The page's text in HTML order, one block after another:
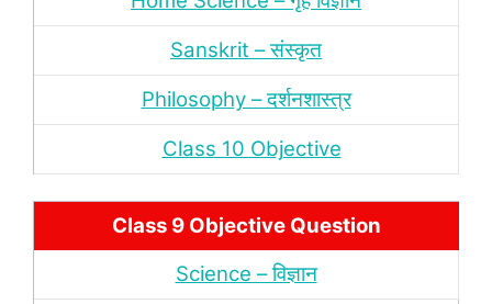
Sanskrit – संस्‍कृत
Philosophy – दर्शनशास्‍त्र
Class 10 Objective
Class 9 Objective Question
Science – विज्ञान